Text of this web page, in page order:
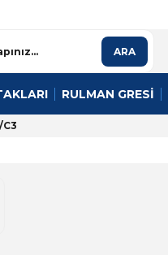
ARA
RULMAN GRESİ
C3